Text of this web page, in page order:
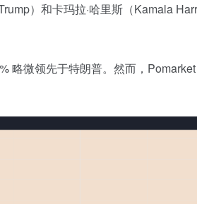
）和卡玛拉·哈里斯（Kamala
略微领先于特朗普。然而，